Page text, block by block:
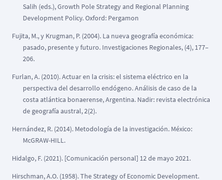
Salih (eds.), Growth Pole Strategy and Regional Planning
Development Policy. Oxford: Pergamon
Fujita, M., y Krugman, P. (2004). La nueva geografía económica:
pasado, presente y futuro. Investigaciones Regionales, (4), 177–
206.
Furlan, A. (2010). Actuar en la crisis: el sistema eléctrico en la
perspectiva del desarrollo endógeno. Análisis de caso de la
costa atlántica bonaerense, Argentina. Nadir: revista electrónica
de geografía austral, 2(2).
Hernández, R. (2014). Metodología de la investigación. México:
McGRAW-HILL.
Hidalgo, F. (2021). [Comunicación personal] 12 de mayo 2021.
Hirschman, A.O. (1958). The Strategy of Economic Development.